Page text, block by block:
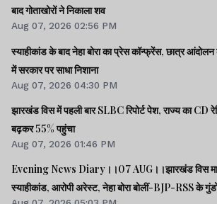
बाद गोताखोरों ने निकाला शव
Aug 07, 2026 02:56 PM
स्याहीकांड के बाद नेहा बोरा का प्रेस कॉन्फ्रेंस, छात्र
में सरकार पर साधा निशाना
Aug 07, 2026 04:30 PM
झारखंड विस में पहली बार SLBC रिपोर्ट पेश, राज्य का CD
बढ़कर 55% पहुंचा
Aug 07, 2026 01:46 PM
Evening News Diary।।07 AUG।।झारखंड विस
स्याहीकांड, आरोपी अरेस्ट, नेहा बोरा बोलीं-BJP-RSS के